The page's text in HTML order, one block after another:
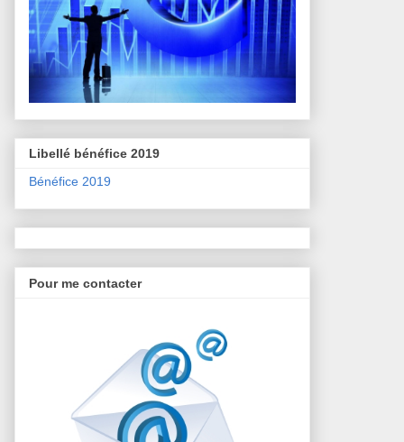
Libellé bénéfice 2019
Bénéfice 2019
Pour me contacter